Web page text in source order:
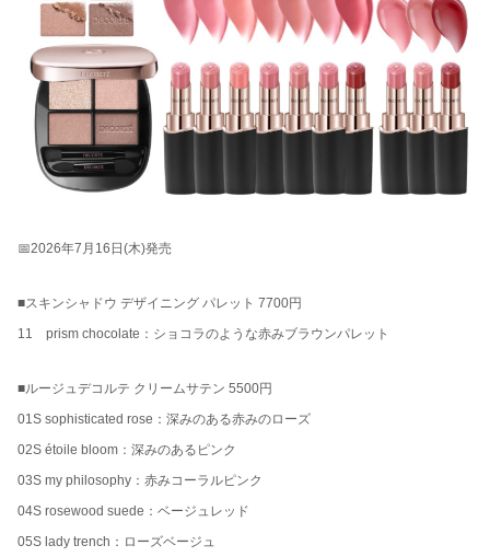
📅2026年7月16日(木)発売
■スキンシャドウ デザイニング パレット 7700円
11 prism chocolate：ショコラのような赤みブラウンパレット
■ルージュデコルテ クリームサテン 5500円
01S sophisticated rose：深みのある赤みのローズ
02S étoile bloom：深みのあるピンク
03S my philosophy：赤みコーラルピンク
04S rosewood suede：ベージュレッド
05S lady trench：ローズベージュ